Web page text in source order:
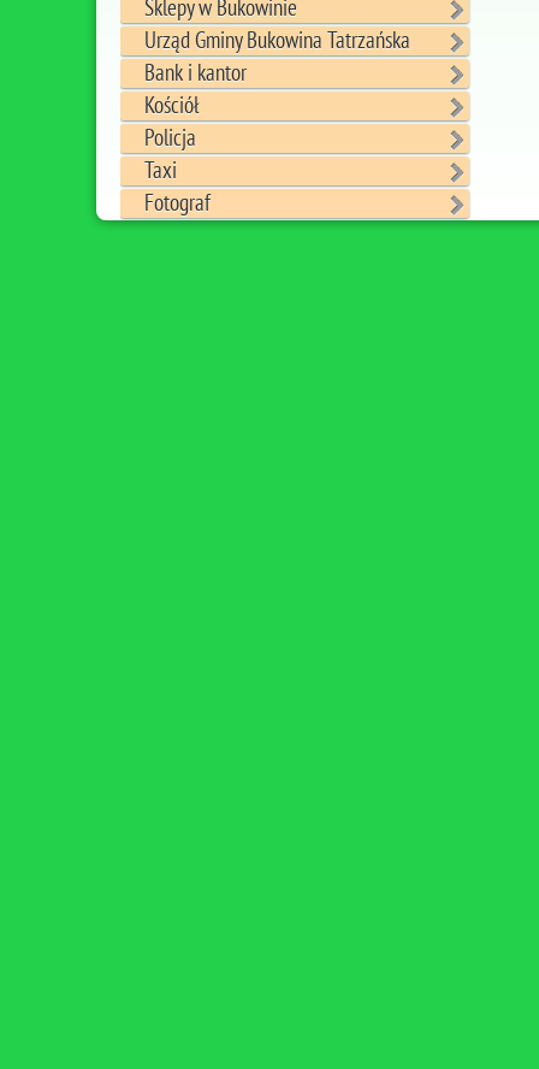
Sklepy w Bukowinie
Urząd Gminy Bukowina Tatrzańska
Bank i kantor
Kościół
Policja
Taxi
Fotograf